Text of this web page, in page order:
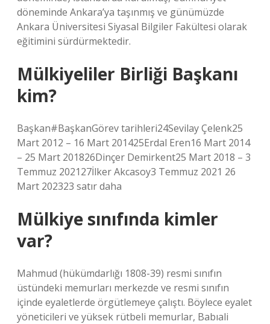
döneminde Ankara’ya taşınmış ve günümüzde
Ankara Üniversitesi Siyasal Bilgiler Fakültesi olarak
eğitimini sürdürmektedir.
Mülkiyeliler Birliği Başkanı
kim?
Başkan#BaşkanGörev tarihleri24Sevilay Çelenk25
Mart 2012 – 16 Mart 201425Erdal Eren16 Mart 2014
– 25 Mart 201826Dinçer Demirkent25 Mart 2018 – 3
Temmuz 202127İlker Akcasoy3 Temmuz 2021 26
Mart 202323 satır daha
Mülkiye sınıfında kimler
var?
Mahmud (hükümdarlığı 1808-39) resmi sınıfın
üstündeki memurları merkezde ve resmi sınıfın
içinde eyaletlerde örgütlemeye çalıştı. Böylece eyalet
yöneticileri ve yüksek rütbeli memurlar, Babıali